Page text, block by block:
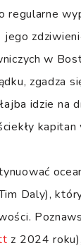
w
zgadza
idzie na
Daly),
z 2024